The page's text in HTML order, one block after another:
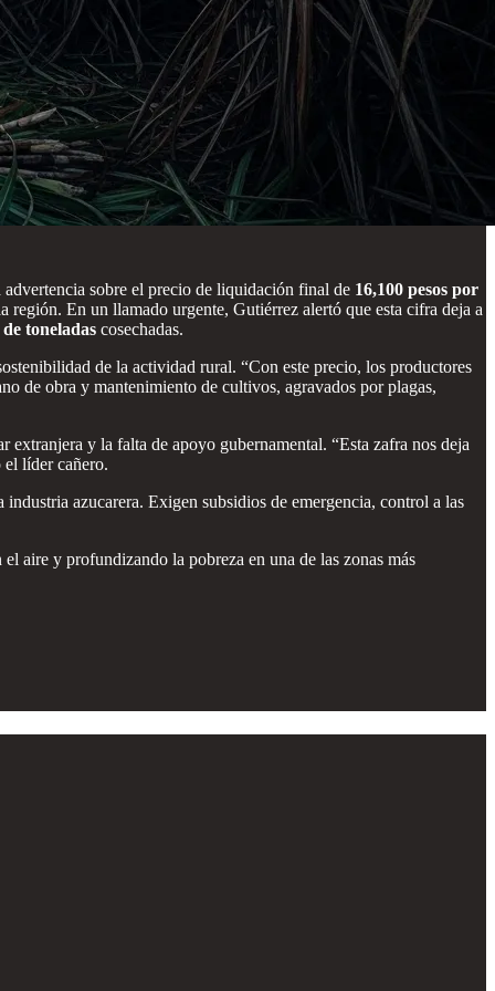
sobre el precio de liquidación final de 16,100 pesos por
región. En un llamado urgente, Gutiérrez alertó que esta cifra deja a
toneladas cosechadas.
de la actividad rural. “Con este precio, los productores
de obra y mantenimiento de cultivos, agravados por plagas,
extranjera y la falta de apoyo gubernamental. “Esta zafra nos deja
el líder cañero.
azucarera. Exigen subsidios de emergencia, control a las
aire y profundizando la pobreza en una de las zonas más